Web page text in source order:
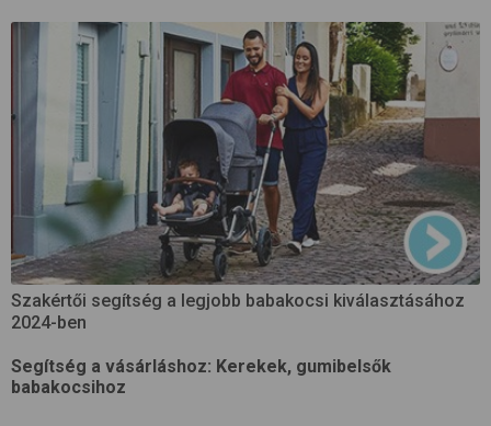
Szakértői segítség a legjobb babakocsi kiválasztásához
2024-ben
Segítség a vásárláshoz: Kerekek, gumibelsők
babakocsihoz